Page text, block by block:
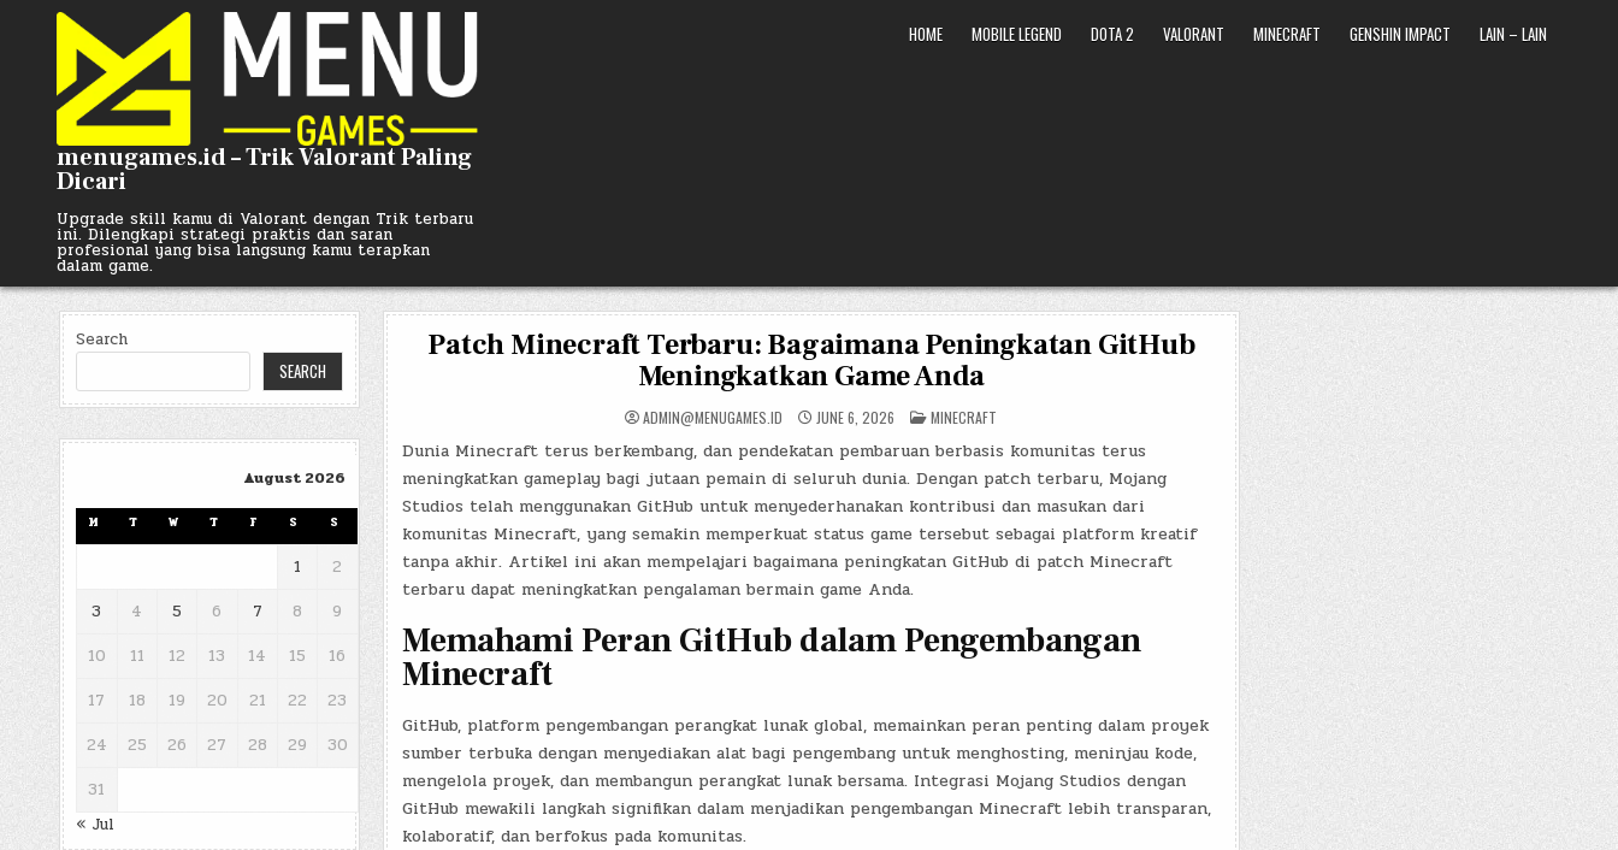
menugames.id – Trik Valorant Paling
Dicari
Upgrade skill kamu di Valorant dengan Trik terbaru
ini. Dilengkapi strategi praktis dan saran
profesional yang bisa langsung kamu terapkan
dalam game.
HOME MOBILE LEGEND DOTA 2 VALORANT MINECRAFT GENSHIN IMPACT LAIN – LAIN
Search
SEARCH
August 2026
M T W T F S S
1
2
3
4 5 6 7 8
9
10
11 12 13 14 15
16
17
18 19 20 21 22
23
24
25 26 27 28 29
30
31
« Jul
Patch Minecraft Terbaru: Bagaimana Peningkatan GitHub
Meningkatkan Game Anda
ADMIN@MENUGAMES.ID JUNE 6, 2026 POSTED
IN
MINECRAFT
Dunia Minecraft terus berkembang, dan pendekatan pembaruan berbasis komunitas terus
meningkatkan gameplay bagi jutaan pemain di seluruh dunia. Dengan patch terbaru, Mojang
Studios telah menggunakan GitHub untuk menyederhanakan kontribusi dan masukan dari
komunitas Minecraft, yang semakin memperkuat status game tersebut sebagai platform kreatif
tanpa akhir. Artikel ini akan mempelajari bagaimana peningkatan GitHub di patch Minecraft
terbaru dapat meningkatkan pengalaman bermain game Anda.
Memahami Peran GitHub dalam Pengembangan
Minecraft
GitHub, platform pengembangan perangkat lunak global, memainkan peran penting dalam proyek
sumber terbuka dengan menyediakan alat bagi pengembang untuk menghosting, meninjau kode,
mengelola proyek, dan membangun perangkat lunak bersama. Integrasi Mojang Studios dengan
GitHub mewakili langkah signifikan dalam menjadikan pengembangan Minecraft lebih transparan,
kolaboratif, dan berfokus pada komunitas.